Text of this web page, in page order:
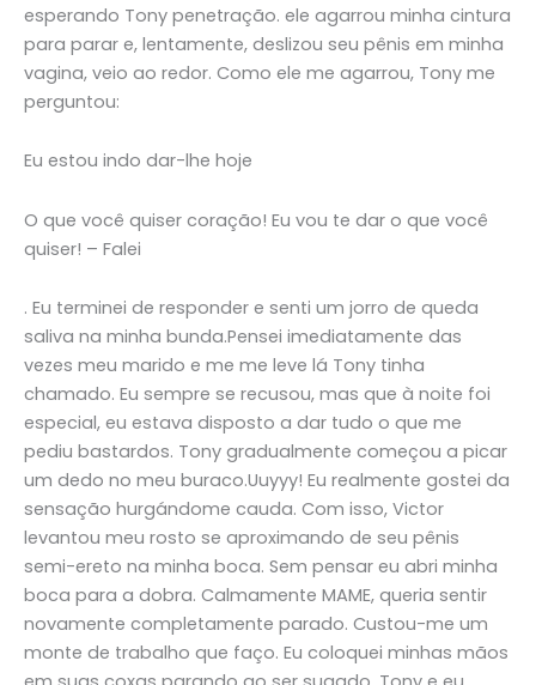
esperando Tony penetração. ele agarrou minha cintura
para parar e, lentamente, deslizou seu pênis em minha
vagina, veio ao redor. Como ele me agarrou, Tony me
perguntou:
Eu estou indo dar-lhe hoje
O que você quiser coração! Eu vou te dar o que você
quiser! – Falei
. Eu terminei de responder e senti um jorro de queda
saliva na minha bunda.Pensei imediatamente das
vezes meu marido e me me leve lá Tony tinha
chamado. Eu sempre se recusou, mas que à noite foi
especial, eu estava disposto a dar tudo o que me
pediu bastardos. Tony gradualmente começou a picar
um dedo no meu buraco.Uuyyy! Eu realmente gostei da
sensação hurgándome cauda. Com isso, Victor
levantou meu rosto se aproximando de seu pênis
semi-ereto na minha boca. Sem pensar eu abri minha
boca para a dobra. Calmamente MAME, queria sentir
novamente completamente parado. Custou-me um
monte de trabalho que faço. Eu coloquei minhas mãos